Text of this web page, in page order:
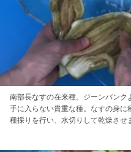
南部長なすの在来種。ジーンバン
手に入らない貴重な種。なすの身
種採りを行い、水切りして乾燥させ